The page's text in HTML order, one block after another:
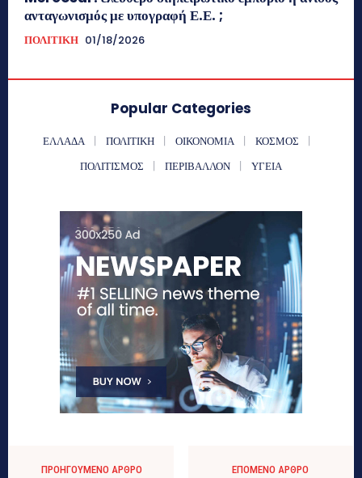
ανταγωνισμός με υπογραφή Ε.Ε. ;
ΠΟΛΙΤΙΚΗ 01/18/2026
Popular Categories
ΕΛΛΑΔΑ ΠΟΛΙΤΙΚΗ ΟΙΚΟΝΟΜΙΑ
ΚΟΣΜΟΣ
ΠΟΛΙΤΙΣΜΟΣ
ΠΕΡΙΒΑΛΛΟΝ ΥΓΕΙΑ
ΠΡΟΗΓΟΎΜΕΝΟ ΆΡΘΡΟ ΕΠΌΜΕΝΟ ΆΡΘΡΟ